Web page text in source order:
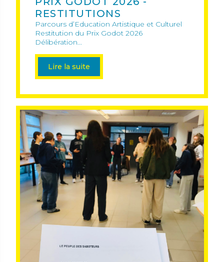
RESTITUTIONS
Parcours d’Education Artistique et Culturel
Restitution du Prix Godot 2026
Délibération...
Lire la suite